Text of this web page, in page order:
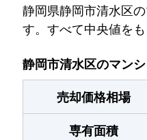
静岡県静岡市清水区
す。すべて中央値を
静岡市清水区のマン
売却価格相場
専有面積